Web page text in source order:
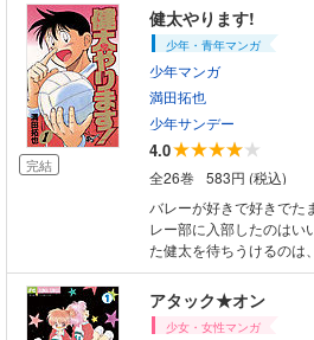
完結
健太やります!
少年・青年マンガ
少年マンガ
満田拓也
少年サンデー
4.0
全26巻
583円 (税込)
バレーが好きで好きで
レー部に入部したのはい
た健太を待ちうけるの
アタック★オン
少女・女性マンガ